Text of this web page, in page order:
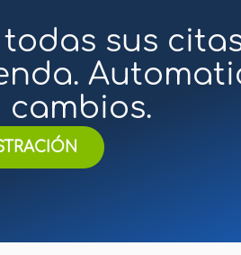
sus
cambios.